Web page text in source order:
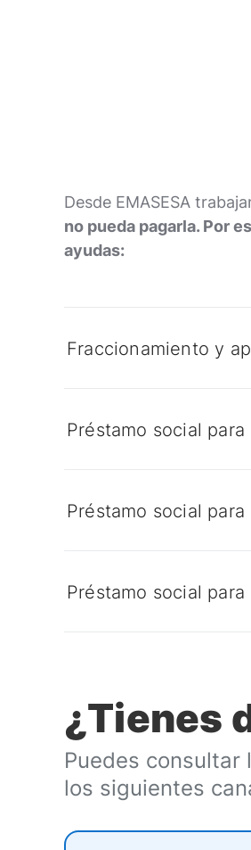
Desde EMASESA
no pueda pagarla. Por
ayudas:
Fraccionamiento y
Préstamo social
Préstamo social
Préstamo social
¿Tienes
Puedes
los siguientes